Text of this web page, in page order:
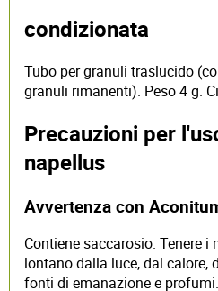
condizionata
Tubo per granuli traslucido
granuli rimanenti). Peso 4 g.
Precauzioni per
napellus
Avvertenza con
Contiene saccarosio. Tenere
lontano dalla luce, dal calore,
fonti di emanazione e profumi.